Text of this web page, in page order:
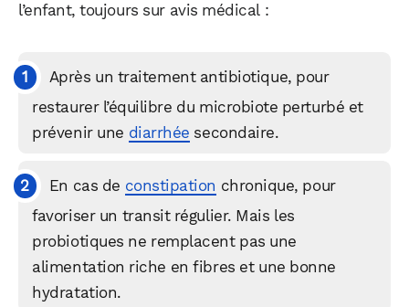
l’enfant, toujours sur avis médical :
Après un traitement antibiotique, pour
restaurer l’équilibre du microbiote perturbé et
prévenir une diarrhée secondaire.
En cas de constipation chronique, pour
favoriser un transit régulier. Mais les
probiotiques ne remplacent pas une
alimentation riche en fibres et une bonne
hydratation.